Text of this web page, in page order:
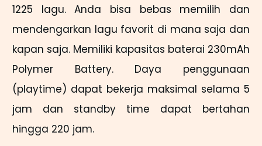
1225 lagu. Anda bisa bebas memilih dan
mendengarkan lagu favorit di mana saja dan
kapan saja. Memiliki kapasitas baterai 230mAh
Polymer Battery. Daya penggunaan
(playtime) dapat bekerja maksimal selama 5
jam dan standby time dapat bertahan
hingga 220 jam.